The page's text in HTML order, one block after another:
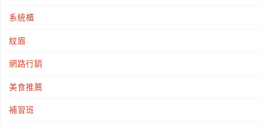
系統櫃
紋眉
網路行銷
美食推薦
補習班